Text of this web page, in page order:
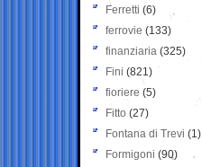
Ferretti (6)
ferrovie (133)
finanziaria (325)
Fini (821)
fioriere (5)
Fitto (27)
Fontana di Trevi (1)
Formigoni (90)